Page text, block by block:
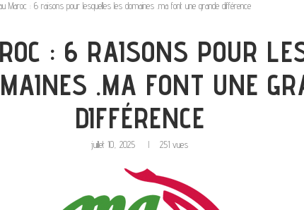
Maroc : 6 raisons pour lesquelles les domaines .ma font une grande différence
: 6 RAISONS POUR
.MA FONT UNE
DIFFÉRENCE
juillet 10, 2025 251 vues